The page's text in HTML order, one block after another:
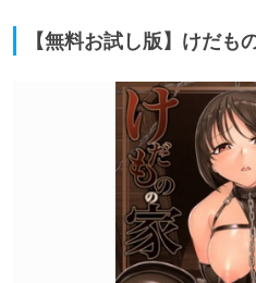
【無料お試し版】けだも